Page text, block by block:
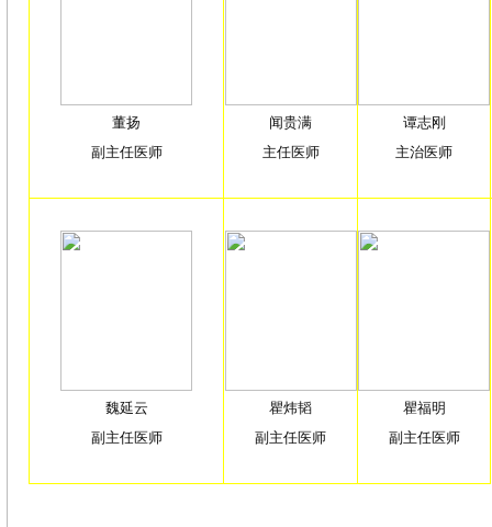
董扬
副主任医师
闻贵满
主任医师
谭志刚
主治医师
魏延云
副主任医师
瞿炜韬
副主任医师
瞿福明
副主任医师